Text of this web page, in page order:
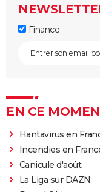
Finance
EN CE
Hantavirus en
Incendies en
Canicule d'août
La Liga sur DAZN